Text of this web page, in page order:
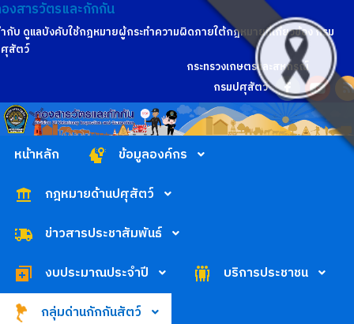
งสารวัตรและกักกัน
กับ ดูแลบังคับใช้กฎหมายผู้กระทำความผิดภายใต้กฎหมายที่เกี่ยวข้อง กรม
สัตว์
กระทรวงเกษตรและสหกรณ์
กรมปศุสัตว์
หน้าหลัก
ข้อมูลองค์กร
กฎหมายด้านปศุสัตว์
ข่าวสารประชาสัมพันธ์
งบประมาณประจำปี
บริการประชาชน
กลุ่มด่านกักกันสัตว์